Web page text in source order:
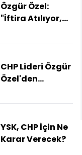
Özgür Özel:
"İftira Atılıyor,
Ve
Masum"
CHP Lideri Özgür
Özel'den
Tepkisi! "Sabır
YSK, CHP İçin Ne
Karar Verecek?